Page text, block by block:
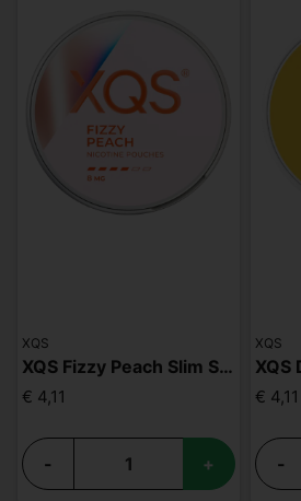
XQS
XQS Fizzy Peach Slim Strong
€ 4,11
- +
XQS
€ 4,11
-